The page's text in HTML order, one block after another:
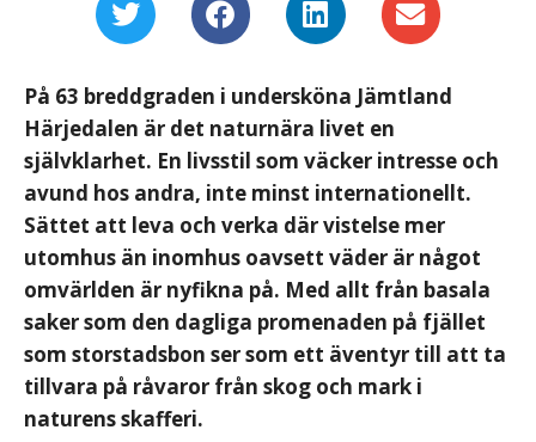
På 63 breddgraden i undersköna Jämtland
Härjedalen är det naturnära livet en
självklarhet. En livsstil som väcker intresse och
avund hos andra, inte minst internationellt.
Sättet att leva och verka där vistelse mer
utomhus än inomhus oavsett väder är något
omvärlden är nyfikna på. Med allt från basala
saker som den dagliga promenaden på fjället
som storstadsbon ser som ett äventyr till att ta
tillvara på råvaror från skog och mark i
naturens skafferi.